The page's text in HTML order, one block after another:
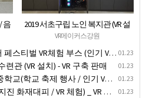
음
2019 서초구립 노인 복지관 (VR 설
치) - VR 구축 판매
VR메이커스강원
01.23
체험 부스 (인기 VR 체험) - VR렌탈대여 행사
01.23
관 (VR 설치) - VR 구축 판매
01.23
행사 / 인기 VR 컨텐츠 ) - VR렌탈대여 행사
01.23
대피 / VR 체험) _ VR 렌탈대여행사